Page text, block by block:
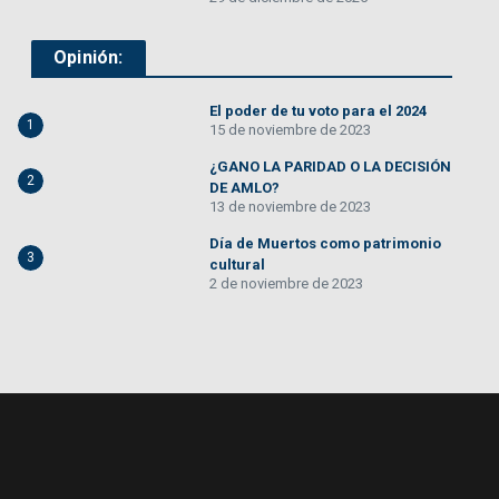
Opinión:
1
El poder de tu voto para el 2024
15 de noviembre de 2023
2
¿GANO LA PARIDAD O LA DECISIÓN
DE AMLO?
13 de noviembre de 2023
3
Día de Muertos como patrimonio
cultural
2 de noviembre de 2023